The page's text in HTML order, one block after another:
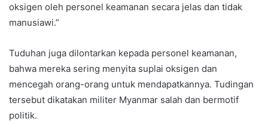
oksigen oleh personel keamanan secara jelas dan tidak
manusiawi.”
Tuduhan juga dilontarkan kepada personel keamanan,
bahwa mereka sering menyita suplai oksigen dan
mencegah orang-orang untuk mendapatkannya. Tudingan
tersebut dikatakan militer Myanmar salah dan bermotif
politik.